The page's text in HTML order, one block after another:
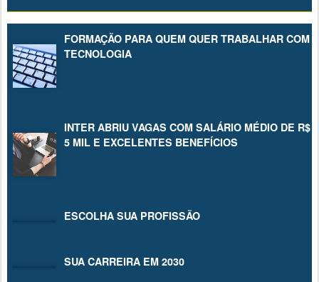
FORMAÇÃO PARA QUEM QUER TRABALHAR COM
TECNOLOGIA
INTER ABRIU VAGAS COM SALÁRIO MÉDIO DE R$
5 MIL E EXCELENTES BENEFÍCIOS
ESCOLHA SUA PROFISSÃO
SUA CARREIRA EM 2030